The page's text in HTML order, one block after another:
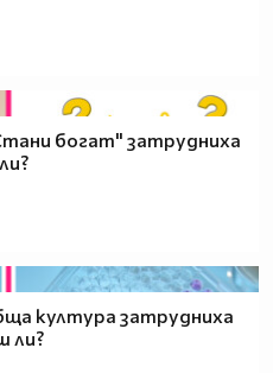
богат" затрудниха
култура затрудниха
ли?